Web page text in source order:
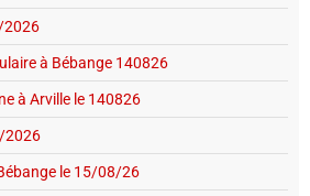
2026
à Bébange 140826
à Arville le 140826
2026
le 15/08/26